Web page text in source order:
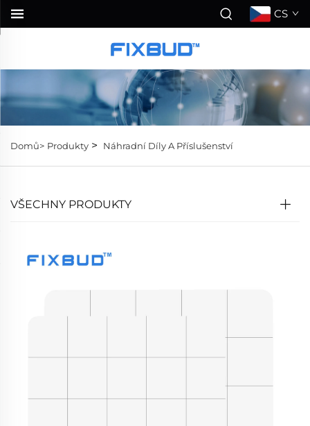
CS
Domů> Produkty > Náhradní Díly A Příslušenství
VŠECHNY PRODUKTY